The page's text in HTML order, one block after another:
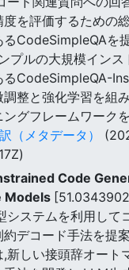
を評価するための
るCodeSimpleQAを
プルの大規模インス
るCodeSimpleQA-
整と強化学習を組
ングフレームワーク
（メタデータ）
Code
Models
システムを利用して
約デコード手法を提
新しい接頭辞オート